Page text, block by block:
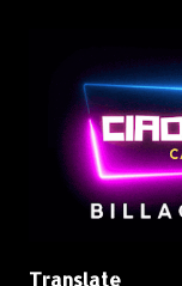
Translate